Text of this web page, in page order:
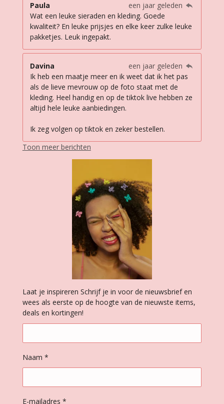
Paula
een jaar geleden
Wat een leuke sieraden en kleding. Goede
kwaliteit? En leuke prijsjes en elke keer zulke leuke
pakketjes. Leuk ingepakt.
Davina
een jaar geleden
Ik heb een maatje meer en ik weet dat ik het pas
als de lieve mevrouw op de foto staat met de
kleding. Heel handig en op de tiktok live hebben ze
altijd hele leuke aanbiedingen.
Ik zeg volgen op tiktok en zeker bestellen.
Toon meer berichten
Laat je inspireren Schrijf je in voor de nieuwsbrief en
wees als eerste op de hoogte van de nieuwste items,
deals en kortingen!
Naam *
E-mailadres *